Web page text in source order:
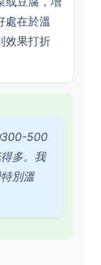
處在於溫
效果打折
300-500
多。我
別溫